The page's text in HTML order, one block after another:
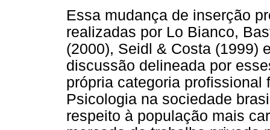
Essa mudança de inserção
realizadas por Lo Bianco,
(2000), Seidl & Costa (1999)
discussão delineada por
própria categoria
Psicologia na sociedade
respeito à população mais